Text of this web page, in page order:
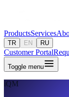
ProductsServices
TR EN RU
Customer Portal
Toggle menu
iQM